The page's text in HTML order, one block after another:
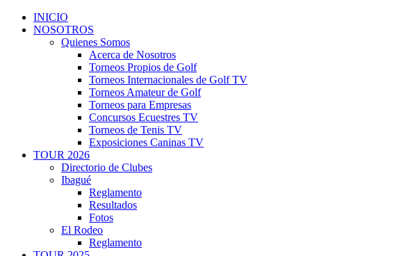
INICIO
NOSOTROS
Quienes Somos
Acerca de Nosotros
Torneos Propios de Golf
Torneos Internacionales de Golf TV
Torneos Amateur de Golf
Torneos para Empresas
Concursos Ecuestres TV
Torneos de Tenis TV
Exposiciones Caninas TV
TOUR 2026
Directorio de Clubes
Ibagué
Reglamento
Resultados
Fotos
El Rodeo
Reglamento